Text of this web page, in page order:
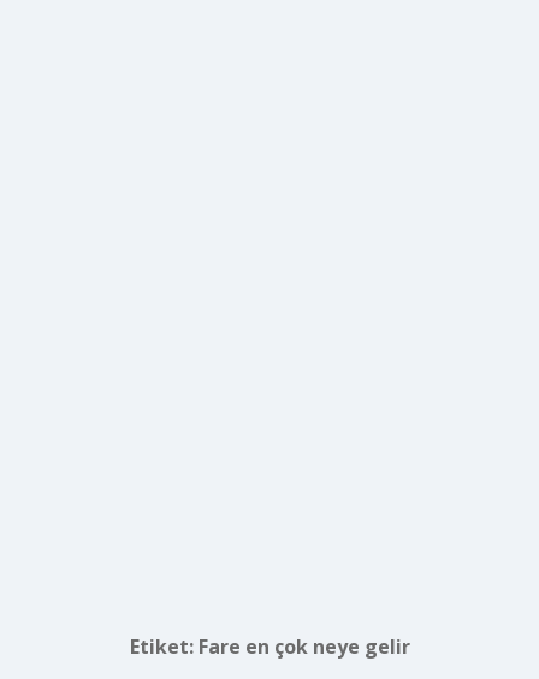
Etiket: Fare en çok neye gelir